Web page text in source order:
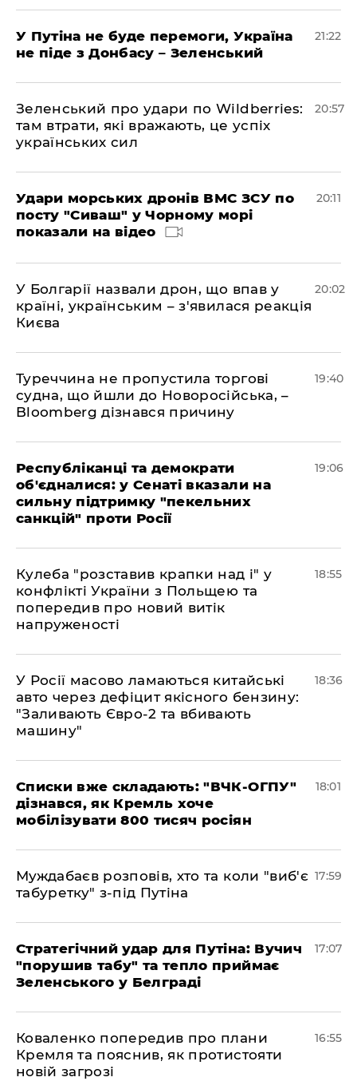
У Путіна не буде перемоги, Україна
не піде з Донбасу – Зеленський
21:22
Зеленський про удари по Wildberries:
там втрати, які вражають, це успіх
українських сил
20:57
Удари морських дронів ВМС ЗСУ по
посту "Сиваш" у Чорному морі
показали на відео
20:11
У Болгарії назвали дрон, що впав у
країні, українським – з'явилася реакція
Києва
20:02
Туреччина не пропустила торгові
судна, що йшли до Новоросійська, –
Bloomberg дізнався причину
19:40
Республіканці та демократи
об'єдналися: у Сенаті вказали на
сильну підтримку "пекельних
санкцій" проти Росії
19:06
Кулеба "розставив крапки над і" у
конфлікті України з Польщею та
попередив про новий витік
напруженості
18:55
У Росії масово ламаються китайські
авто через дефіцит якісного бензину:
"Заливають Євро-2 та вбивають
машину"
18:36
Списки вже складають: "ВЧК-ОГПУ"
дізнався, як Кремль хоче
мобілізувати 800 тисяч росіян
18:01
Муждабаєв розповів, хто та коли "виб'є
табуретку" з-під Путіна
17:59
Стратегічний удар для Путіна: Вучич
"порушив табу" та тепло приймає
Зеленського у Белграді
17:07
Коваленко попередив про плани
Кремля та пояснив, як протистояти
новій загрозі
16:55